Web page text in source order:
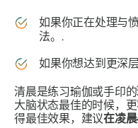
如果你正在处理与
法。.
如果你想达到更深
清晨是练习瑜伽或手印的
大脑状态最佳的时候，
得最佳效果，建议在凌